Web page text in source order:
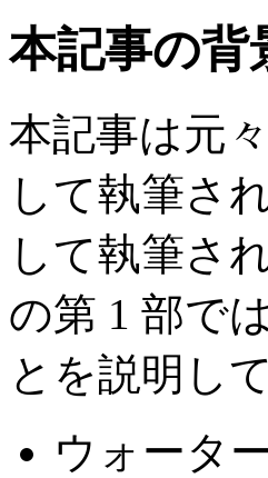
本記事の背
本記事は元
して執筆さ
して執筆さ
の第 1 部で
とを説明し
ウォータ